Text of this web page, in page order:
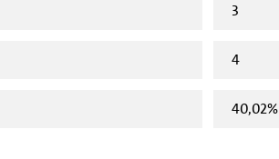
3
4
40,02%